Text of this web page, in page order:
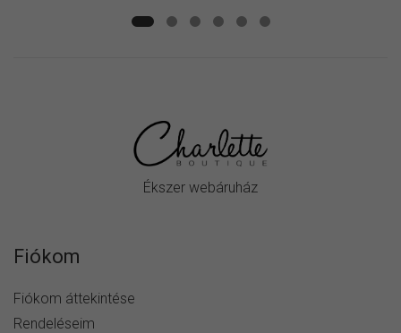
Ékszer webáruház
Fiókom
Fiókom áttekintése
Rendeléseim